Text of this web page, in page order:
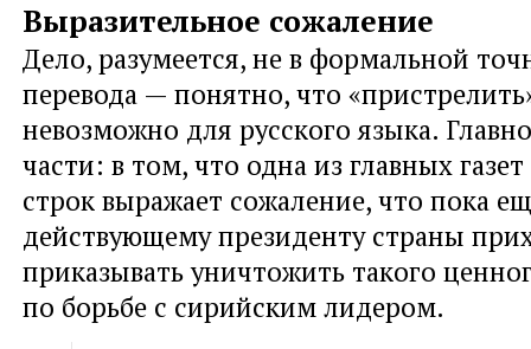
Выразительное сожаление
Дело, разумеется, не в формальной
перевода — понятно, что
невозможно для русского языка.
части: в том, что одна из главных
строк выражает сожаление, что пока
действующему президенту страны
приказывать уничтожить такого
по борьбе с сирийским лидером.